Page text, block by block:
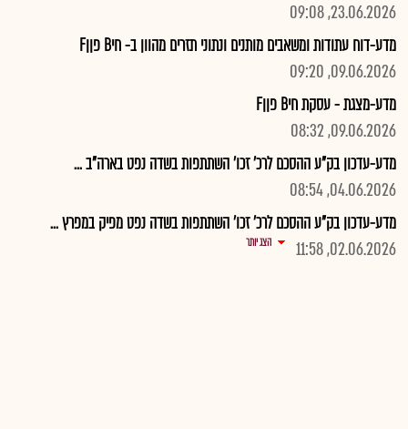
23.06.2026, 09:08
מדע-דוח עתודות ומשאבים מותנים ונתוני תזרים מהוון ב- חיB פןןF
09.06.2026, 09:20
מדע-מצגת - עסקת חיB פןןF
09.06.2026, 08:32
מדע-עדכון בק"ע ההסכם לרכ' זכו' השתתפות בשדה נפט בארה"ב ...
04.06.2026, 08:54
מדע-עדכון בק"ע ההסכם לרכ' זכו' השתתפות בשדה נפט מפיק במפרץ ...
02.06.2026, 11:58
הצג יותר